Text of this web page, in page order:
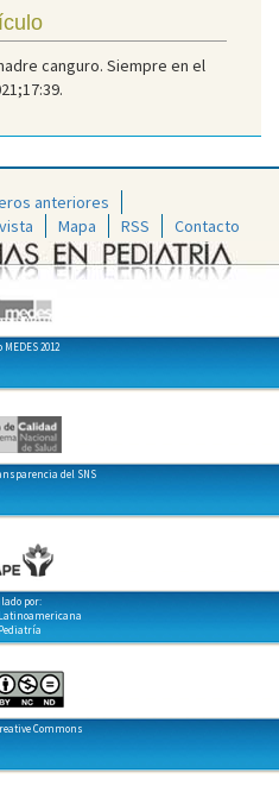
canguro. Siempre en el
anteriores
Mapa RSS Contacto
2012
del SNS
por:
Commons